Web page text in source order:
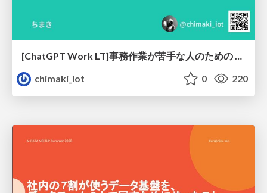
[ChatGPT Work LT]事務作業が苦手な人のための バックオフィスの「半」自動化
chimaki_iot
0 220